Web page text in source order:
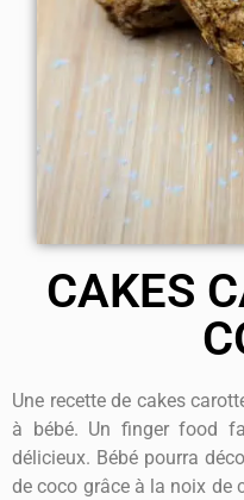
CAKES
Une recette de cakes
à bébé. Un finger food
délicieux. Bébé pourra
de coco grâce à la noix de